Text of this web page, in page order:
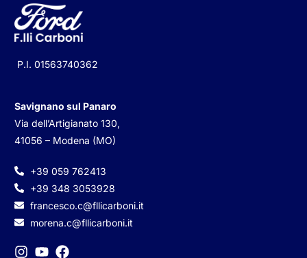
P.I.01563740362
Savignano sul Panaro
Via dell’Artigianato 130,
41056 – Modena (MO)
+39 059 762413
+39 348 3053928
francesco.c@fllicarboni.it
morena.c@fllicarboni.it